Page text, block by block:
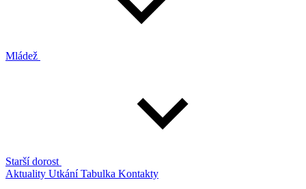
Mládež
Starší dorost
Aktuality UtkáníTabulka Kontakty